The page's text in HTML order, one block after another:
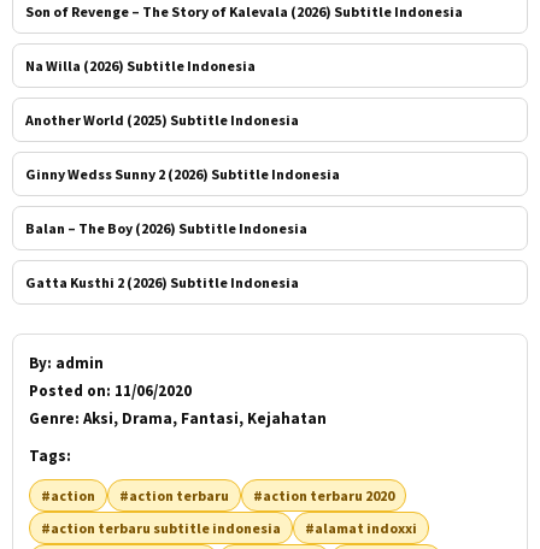
Son of Revenge – The Story of Kalevala (2026) Subtitle Indonesia
Na Willa (2026) Subtitle Indonesia
Another World (2025) Subtitle Indonesia
Ginny Wedss Sunny 2 (2026) Subtitle Indonesia
Balan – The Boy (2026) Subtitle Indonesia
Gatta Kusthi 2 (2026) Subtitle Indonesia
By: admin
Posted on: 11/06/2020
Genre: Aksi, Drama, Fantasi, Kejahatan
Tags:
#action #action terbaru
#action terbaru 2020
#action terbaru subtitle indonesia
#alamat indoxxi